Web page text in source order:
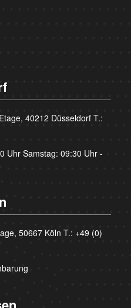
40212 Düsseldorf T.:
Uhr Samstag: 09:30 Uhr -
50667 Köln T.: +49 (0)